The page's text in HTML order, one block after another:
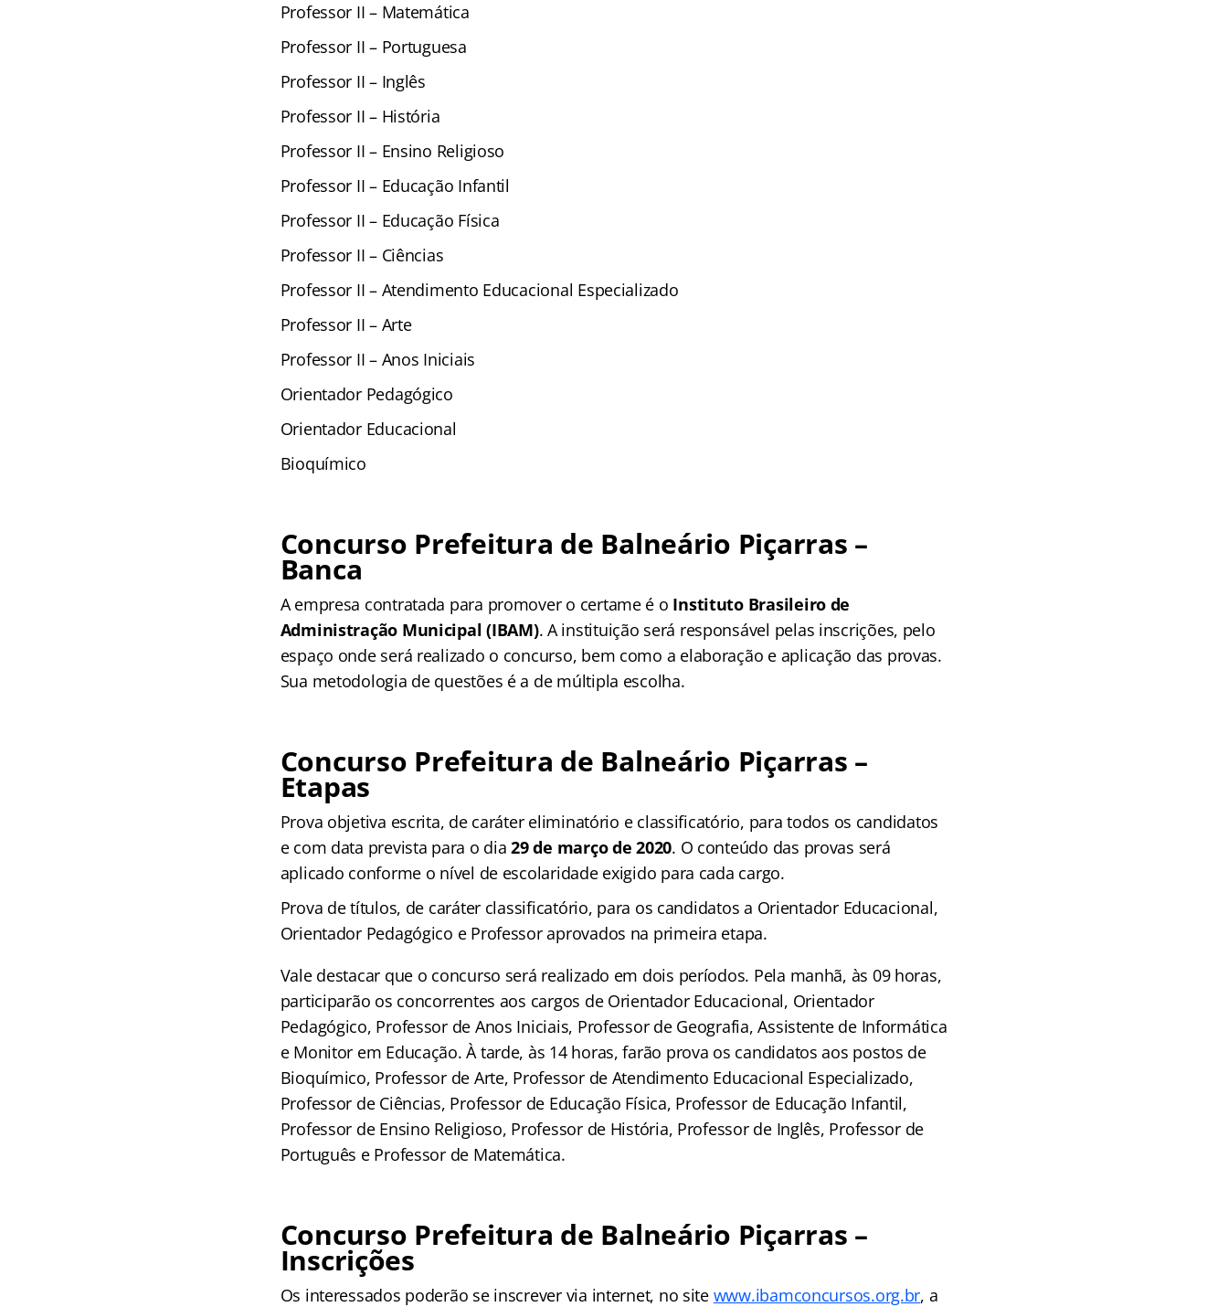
Professor II – Matemática
Professor II – Portuguesa
Professor II – Inglês
Professor II – História
Professor II – Ensino Religioso
Professor II – Educação Infantil
Professor II – Educação Física
Professor II – Ciências
Professor II – Atendimento Educacional Especializado
Professor II – Arte
Professor II – Anos Iniciais
Orientador Pedagógico
Orientador Educacional
Bioquímico
Concurso Prefeitura de Balneário Piçarras –
Banca
A empresa contratada para promover o certame é o Instituto Brasileiro de
Administração Municipal (IBAM). A instituição será responsável pelas inscrições, pelo
espaço onde será realizado o concurso, bem como a elaboração e aplicação das provas.
Sua metodologia de questões é a de múltipla escolha.
Concurso Prefeitura de Balneário Piçarras –
Etapas
Prova objetiva escrita, de caráter eliminatório e classificatório, para todos os candidatos
e com data prevista para o dia29 de março de 2020. O conteúdo das provas será
aplicado conforme o nível de escolaridade exigido para cada cargo.
Prova de títulos, de caráter classificatório, para os candidatos a Orientador Educacional,
Orientador Pedagógico e Professor aprovados na primeira etapa.
Vale destacar que o concurso será realizado em dois períodos. Pela manhã, às 09 horas,
participarão os concorrentes aos cargos de Orientador Educacional, Orientador
Pedagógico, Professor de Anos Iniciais, Professor de Geografia, Assistente de Informática
e Monitor em Educação. À tarde, às 14 horas, farão prova os candidatos aos postos de
Bioquímico, Professor de Arte, Professor de Atendimento Educacional Especializado,
Professor de Ciências, Professor de Educação Física, Professor de Educação Infantil,
Professor de Ensino Religioso, Professor de História, Professor de Inglês, Professor de
Português e Professor de Matemática.
Concurso Prefeitura de Balneário Piçarras –
Inscrições
Os interessados poderão se inscrever via internet, no site www.ibamconcursos.org.br, a